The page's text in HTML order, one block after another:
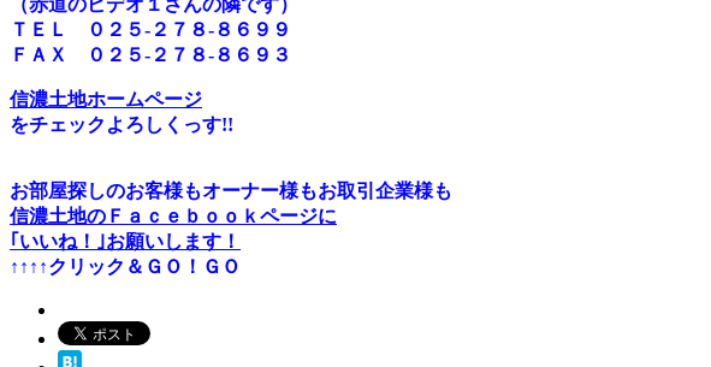
（赤道のビデオ１さんの隣です）
ＴＥＬ ０２５-２７８-８６９９
ＦＡＸ ０２５-２７８-８６９３
信濃土地ホームページ
をチェックよろしくっす!!
お部屋探しのお客様もオーナー様もお取引企業様も
信濃土地のＦａｃｅｂｏｏｋページに
｢いいね！｣お願いします！
↑↑↑↑クリック＆ＧＯ！ＧＯ